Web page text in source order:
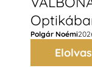
Polgár Noémi